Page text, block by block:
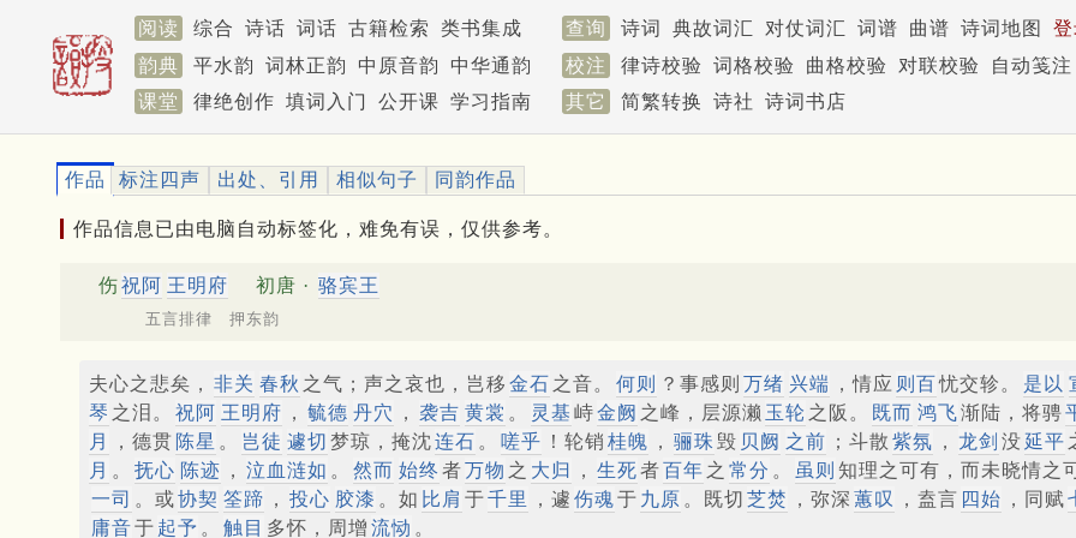
阅读 综合 诗话 词话 古籍检索 类书集成 查询 诗词 典故词汇 对仗词汇 词谱 曲谱 诗词地图
韵典
平水韵 词林正韵 中原音韵 中华通韵 校注 律诗校验 词格校验 曲格校验 对联校验
自动笺注
课堂
律绝创作 填词入门 公开课 学习指南 其它 简繁转换 诗社 诗词书店
作品 标注四声 出处、引用 相似句子 同韵作品
作品信息已由电脑自动标签化，难免有误，仅供参考。
伤祝阿 王明府 初唐 · 骆宾王
五言排律 押东韵
夫心之悲矣， 非关 春秋 之气；声之哀也，岂移 金石 之音。 何则 ？事感则 万绪 兴端 ，情应 则百忧交轸。 是以
琴 之泪。 祝阿 王明府 ， 毓德 丹穴 ， 袭吉 黄裳 。 灵基 峙金阙 之峰，层源濑 玉轮 之阪。 既而 鸿飞渐陆，将骋
月
，德贯 陈星 。 岂徒 遽切 梦琼，掩沈连石 。 嗟乎 ！轮销 桂魄 ， 骊珠 毁 贝阙 之前 ；斗散 紫氛 ， 龙剑 没延平
月 。 抚心 陈迹 ， 泣血涟如 。 然而 始终 者万物 之 大归 ， 生死者百年 之 常分 。 虽则 知理之可有，而未晓情之
一司 。或协契 筌蹄 ， 投心 胶漆 。如 比肩 于千里 ，遽 伤魂于 九原 。既切 芝焚 ，弥深 蕙叹 ，盍言 四始 ，同赋
庸音于 起予 。 触目 多怀，周增 流恸 。